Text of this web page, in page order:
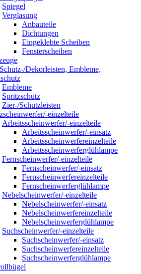
Spiegel
Verglasung
Anbauteile
Dichtungen
Eingeklebte Scheiben
Fensterscheiben
Dekorleisten, Embleme,
Embleme
Spritzschutz
Zier-/Schutzleisten
einzelteile
Arbeitsscheinwerfer/-einzelteile
Arbeitsscheinwerfer/-einsatz
Arbeitsscheinwerfereinzelteile
Arbeitsscheinwerferglühlampe
Fernscheinwerfer/-einzelteile
Fernscheinwerfer/-einsatz
Fernscheinwerfereinzelteile
Fernscheinwerferglühlampe
Nebelscheinwerfer/-einzelteile
Nebelscheinwerfer/-einsatz
Nebelscheinwerfereinzelteile
Nebelscheinwerferglühlampe
Suchscheinwerfer/-einzelteile
Suchscheinwerfer/-einsatz
Suchscheinwerfereinzelteile
Suchscheinwerferglühlampe